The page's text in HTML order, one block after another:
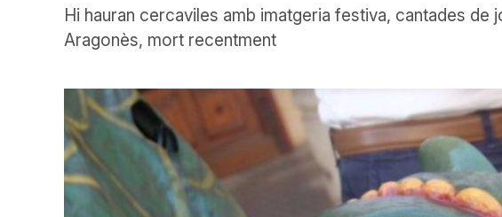
Hi hauran cercaviles amb imatgeria festiva, cantades
Aragonès, mort recentment